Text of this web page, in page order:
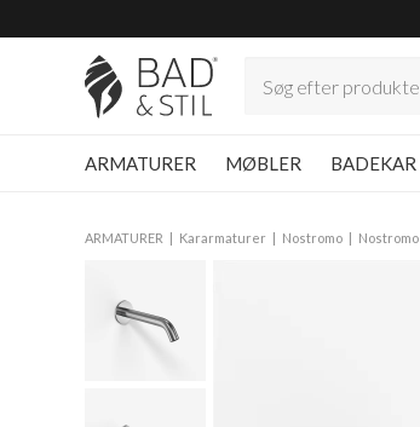
ARMATURER MØBLER BADEKAR
ARMATURER Kararmaturer Nostromo Nostromo